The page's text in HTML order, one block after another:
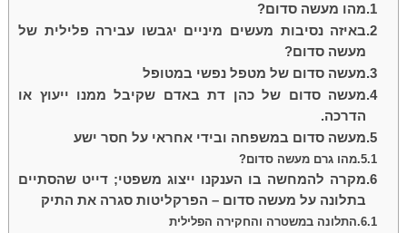
מהו מעשה סדום?
באיזה נסיבות מעשים מיניים יגבשו עבירה פלילית של
מעשה סדום?
מעשה סדום של מטפל נפשי במטופל
מעשה סדום של כהן דת באדם שקיבל ממנו ייעוץ או
הדרכה.
מעשה סדום במשפחה ובידי אחראי על חסר ישע
מהו גרם מעשה סדום?
מקרה להמחשה בו הענקנו ייצוג משפטי; דייט שהסתיים
בתלונה על מעשה סדום – הפרקליטות סגרה את התיק
התלונה במשטרה והחקירה הפלילית